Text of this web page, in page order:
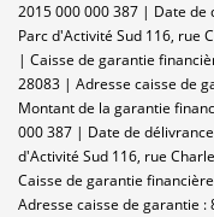
2015 000 000 387 | Date de
Parc d'Activité Sud 116, rue
| Caisse de garantie
28083 | Adresse caisse de
Montant de la garantie
000 387 | Date de
d'Activité Sud 116, rue
Caisse de garantie
Adresse caisse de garantie